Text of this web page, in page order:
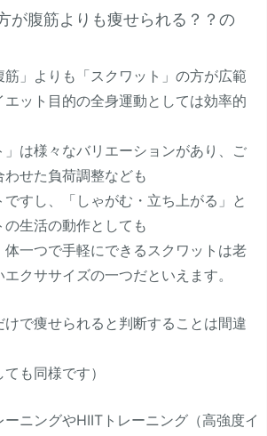
が腹筋よりも痩せられる？？の
」よりも「スクワット」の方が広範
ット目的の全身運動としては効率的
」は様々なバリエーションがあり、ご
せた負荷調整なども
すし、「しゃがむ・立ち上がる」と
生活の動作としても
体一つで手軽にできるスクワットは老
クササイズの一つだといえます。
で痩せられると判断することは間違
も同様です）
ニングやHIITトレーニング（高強度イ